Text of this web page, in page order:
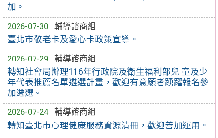
加。
2026-07-30
輔導諮商組
臺北市敬老卡及愛心卡政策宣導。
2026-07-29
輔導諮商組
轉知社會局辦理116年行政院及衛生福利部兒 童及少
年代表推薦名單遴選計畫，歡迎有意願者踴躍報名參
加遴選。
2026-07-24
輔導諮商組
轉知臺北市心理健康服務資源清冊，歡迎善加運用。